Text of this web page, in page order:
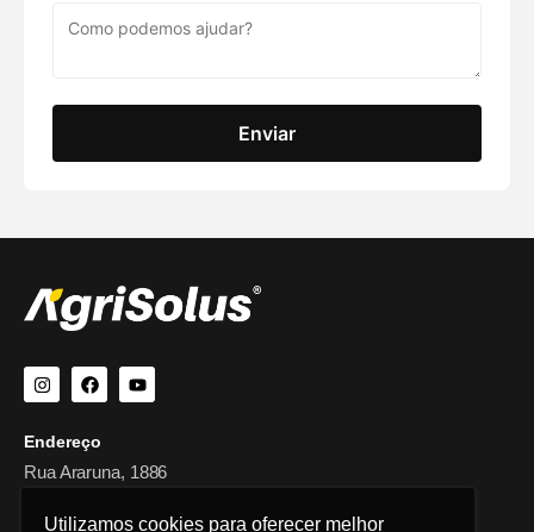
Utilizamos cookies para oferecer melhor
Enviar
Endereço
Rua Araruna, 1886